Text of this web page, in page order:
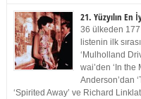
21. Yüzyılın En
36 ülkeden
listenin ilk
‘Mulholland
wai’den ‘In the
Anderson’dan
‘Spirited Away’ ve Richard